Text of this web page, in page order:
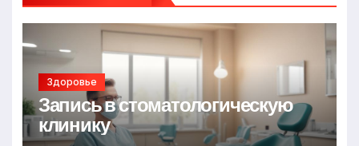
Здоровье
Запись в стоматологическую
клинику